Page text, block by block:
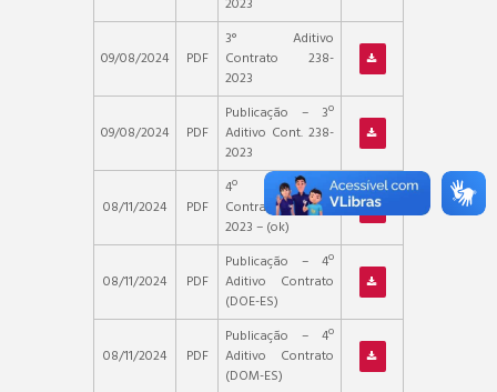
09/08/2024 PDF
3° Aditivo
Contrato 238-
2023
09/08/2024 PDF
Publicação – 3º
Aditivo Cont. 238-
2023
08/11/2024 PDF
4º Aditivo
Contrato 238-
2023 – (ok)
08/11/2024 PDF
Publicação – 4º
Aditivo Contrato
(DOE-ES)
08/11/2024 PDF
Publicação – 4º
Aditivo Contrato
(DOM-ES)